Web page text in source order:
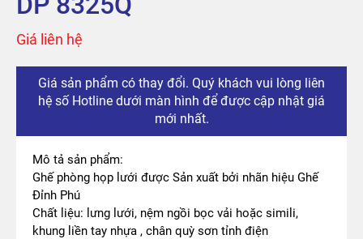
Giá liên hệ
Giá sản phẩm có thay đổi. Quý khách vui lòng liên
hệ số Hotline dưới màn hình để được cập nhật giá
mới nhất.
Mô tả sản phẩm:
Ghế phòng họp lưới được Sản xuất bởi nhãn hiệu Ghế
Đỉnh Phú
Chất liệu: lưng lưới, nệm ngồi bọc vải hoặc simili,
khung liền tay nhựa , chân quỳ sơn tỉnh điện